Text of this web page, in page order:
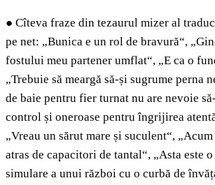
● Cîteva fraze din tezaurul mizer al
pe net: „Bunica e un rol de bravură“,
fostului meu partener umflat“, „E ca o
„Trebuie să meargă să-și sugrume perna
de baie pentru fier turnat nu are nevoie
control și oneroase pentru îngrijirea
„Vreau un sărut mare și suculent“,
atras de capacitori de tantal“, „Asta este
simulare a unui război cu o curbă de